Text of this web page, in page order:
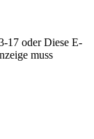
17 oderDiese E-
muss